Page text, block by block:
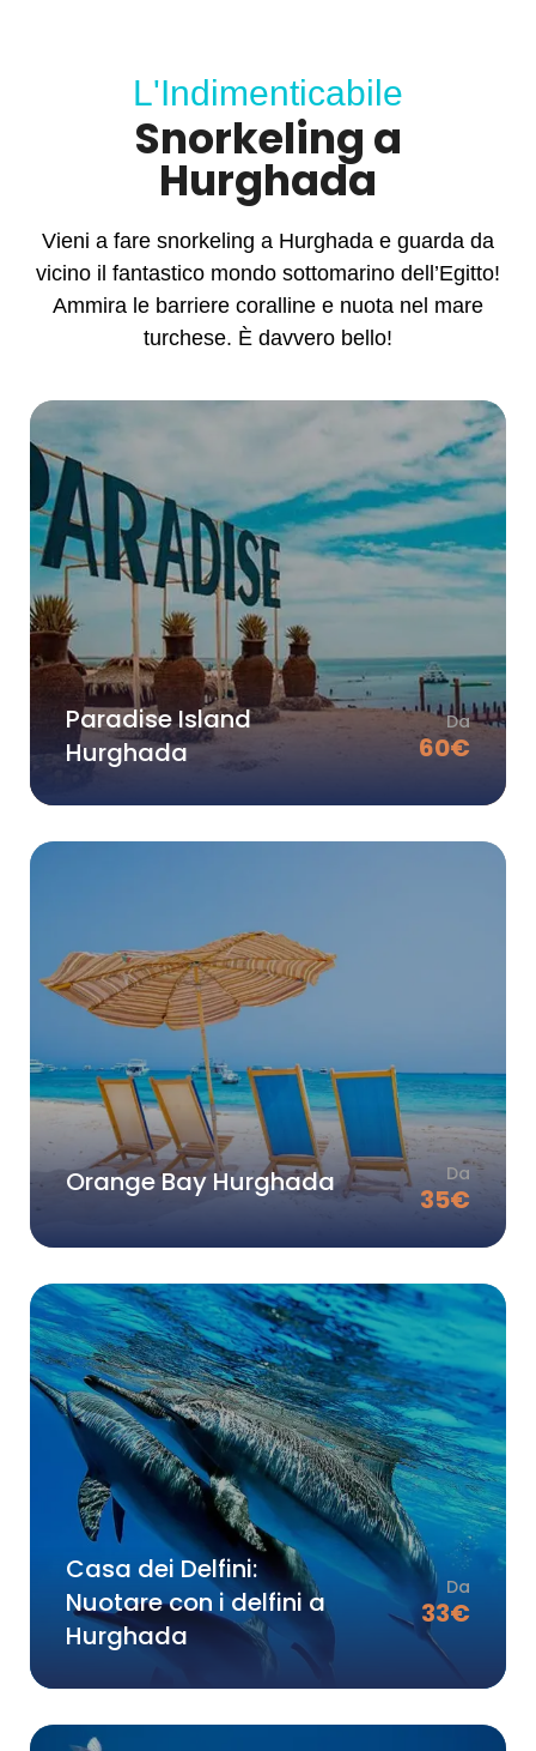
L'Indimenticabile
Snorkeling a
Hurghada
Vieni a fare snorkeling a Hurghada e guarda da
vicino il fantastico mondo sottomarino dell’Egitto!
Ammira le barriere coralline e nuota nel mare
turchese. È davvero bello!
Paradise Island
Hurghada
Da
60€
Orange Bay Hurghada Da
35€
Casa dei Delfini:
Nuotare con i delfini a
Hurghada
Da
33€